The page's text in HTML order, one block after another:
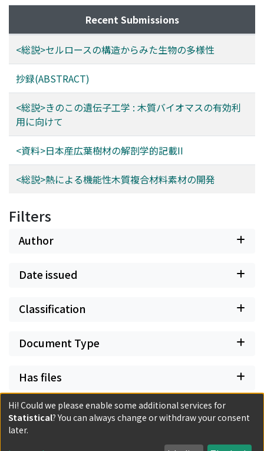
Recent Submissions
<総説>セルロースの構造からみた生物の多様性
抄録(ABSTRACT)
<総説>きのこの遺伝子工学 : 木質バイオマスの有効利
用に向けて
<資料>日本産広葉樹材の解剖学的記載II
<総説>熱による機能性木質複合材料素材の開発
Filters
Author
Date issued
Classification
Document Type
Has files
Hi! Could we please enable some additional services for
Statistical? You can always change or withdraw your consent
later.